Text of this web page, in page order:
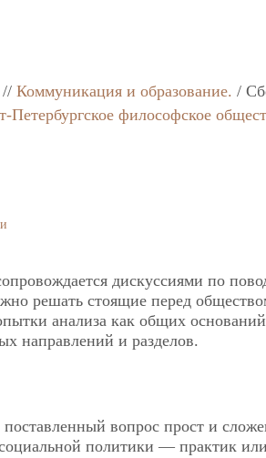
// Коммуникация и образование. /
Петербургское философское
дискуссиями по
решать стоящие перед
анализа как общих
направлений и разделов.
вопрос прост и
политики — практик или